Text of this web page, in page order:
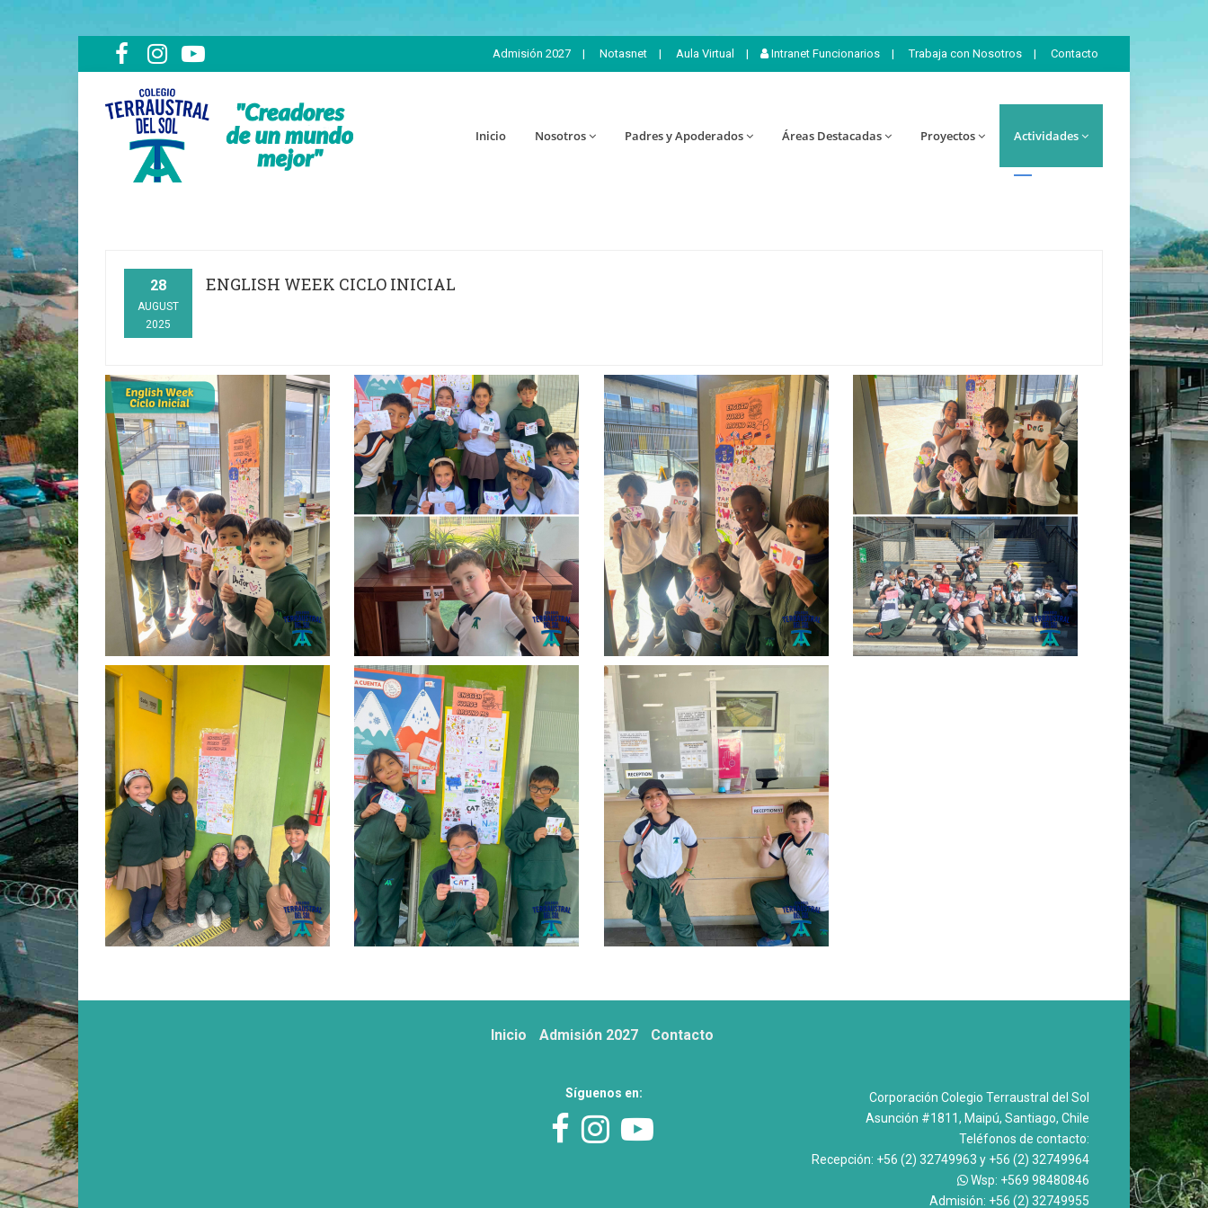
Admisión 2027 | Notasnet | Aula Virtual | Intranet Funcionarios | Trabaja con Nosotros | Contacto
Inicio Nosotros Padres y Apoderados Áreas Destacadas Proyectos Actividades
28
AUGUST
2025
ENGLISH WEEK CICLO INICIAL
Inicio Admisión 2027 Contacto
Síguenos en:
Corporación Colegio Terraustral del Sol
Asunción #1811, Maipú, Santiago, Chile
Teléfonos de contacto:
Recepción: +56 (2) 32749963 y +56 (2) 32749964
Wsp: +569 98480846
Admisión: +56 (2) 32749955